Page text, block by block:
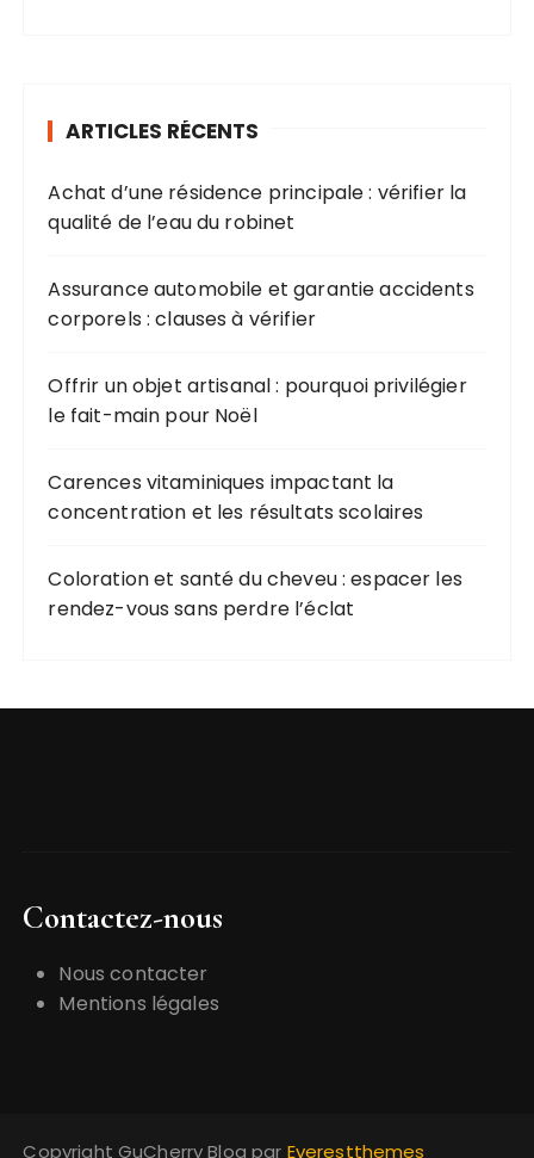
ARTICLES RÉCENTS
Achat d’une résidence principale : vérifier la
qualité de l’eau du robinet
Assurance automobile et garantie accidents
corporels : clauses à vérifier
Offrir un objet artisanal : pourquoi privilégier
le fait-main pour Noël
Carences vitaminiques impactant la
concentration et les résultats scolaires
Coloration et santé du cheveu : espacer les
rendez-vous sans perdre l’éclat
Contactez-nous
Nous contacter
Mentions légales
Copyright GuCherry Blog par Everestthemes